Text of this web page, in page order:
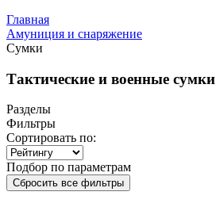
Главная
Амуниция и снаряжение
Сумки
Тактические и военные сумки
Разделы
Фильтры
Сортировать по:
Подбор по параметрам
Сбросить все фильтры